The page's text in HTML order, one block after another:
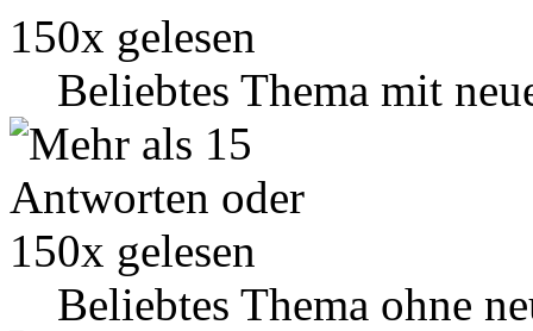
Beliebtes Thema mit
Beliebtes Thema ohne